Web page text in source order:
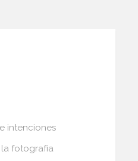
intenciones
la fotografía